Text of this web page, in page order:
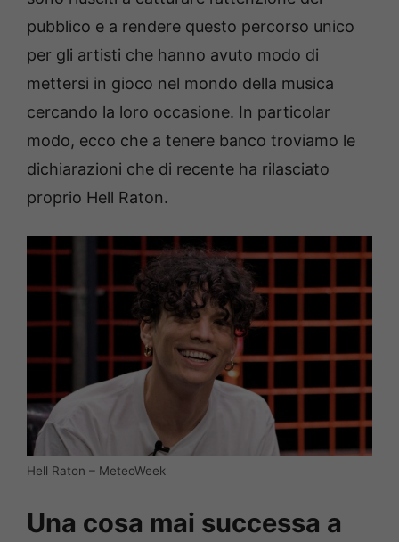
pubblico e a rendere questo percorso unico
per gli artisti che hanno avuto modo di
mettersi in gioco nel mondo della musica
cercando la loro occasione. In particolar
modo, ecco che a tenere banco troviamo le
dichiarazioni che di recente ha rilasciato
proprio Hell Raton.
Hell Raton – MeteoWeek
Una cosa mai successa a